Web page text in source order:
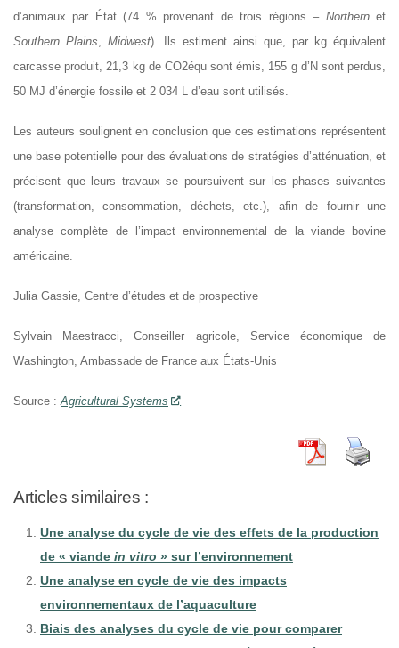
d’animaux par État (74 % provenant de trois régions – Northernet
Southern Plains, Midwest). Ils estiment ainsi que, par kg équivalent
carcasse produit, 21,3 kg de CO2équ sont émis, 155 g d’N sont perdus,
50 MJ d’énergie fossile et 2 034 L d’eau sont utilisés.
Les auteurs soulignent en conclusion que ces estimations représentent
une base potentielle pour des évaluations de stratégies d’atténuation, et
précisent que leurs travaux se poursuivent sur les phases suivantes
(transformation, consommation, déchets, etc.), afin de fournir une
analyse complète de l’impact environnemental de la viande bovine
américaine.
Julia Gassie, Centre d’études et de prospective
Sylvain Maestracci, Conseiller agricole, Service économique de
Washington, Ambassade de France aux États-Unis
Source :Agricultural Systems
Articles similaires :
Une analyse du cycle de vie des effets de la production
de « viande in vitro » sur l’environnement
Une analyse en cycle de vie des impacts
environnementaux de l’aquaculture
Biais des analyses du cycle de vie pour comparer